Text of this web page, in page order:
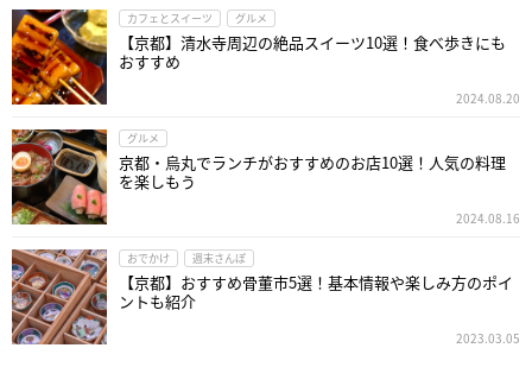
カフェとスイーツ グルメ
【京都】清水寺周辺の絶品スイーツ10選！食べ歩きにも
おすすめ
2024.08.20
グルメ
京都・烏丸でランチがおすすめのお店10選！人気の料理
を楽しもう
2024.08.16
おでかけ 週末さんぽ
【京都】おすすめ骨董市5選！基本情報や楽しみ方のポイ
ントも紹介
2023.03.05